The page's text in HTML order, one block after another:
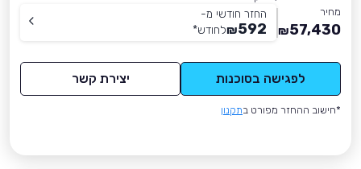
מחיר
57,430
₪
החזר חודשי מ-
592
₪לחודש*
לפגישה בסוכנות יצירת קשר
*חישוב ההחזר מפורט בתקנון